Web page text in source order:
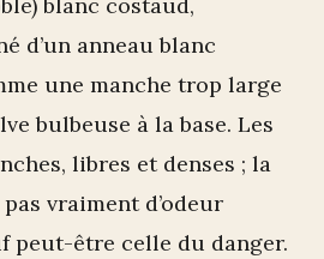
blanc costaud,
d’un anneau blanc
une manche trop large
bulbeuse à la base. Les
libres et denses ; la
vraiment d’odeur
peut-être celle du danger.